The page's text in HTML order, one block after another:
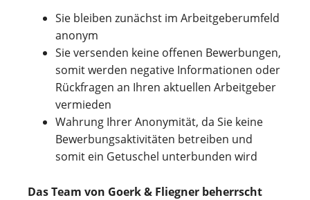
Sie bleiben zunächst im Arbeitgeberumfeld
anonym
Sie versenden keine offenen Bewerbungen,
somit werden negative Informationen oder
Rückfragen an Ihren aktuellen Arbeitgeber
vermieden
Wahrung Ihrer Anonymität, da Sie keine
Bewerbungsaktivitäten betreiben und
somit ein Getuschel unterbunden wird
Das Team von Goerk & Fliegner beherrscht